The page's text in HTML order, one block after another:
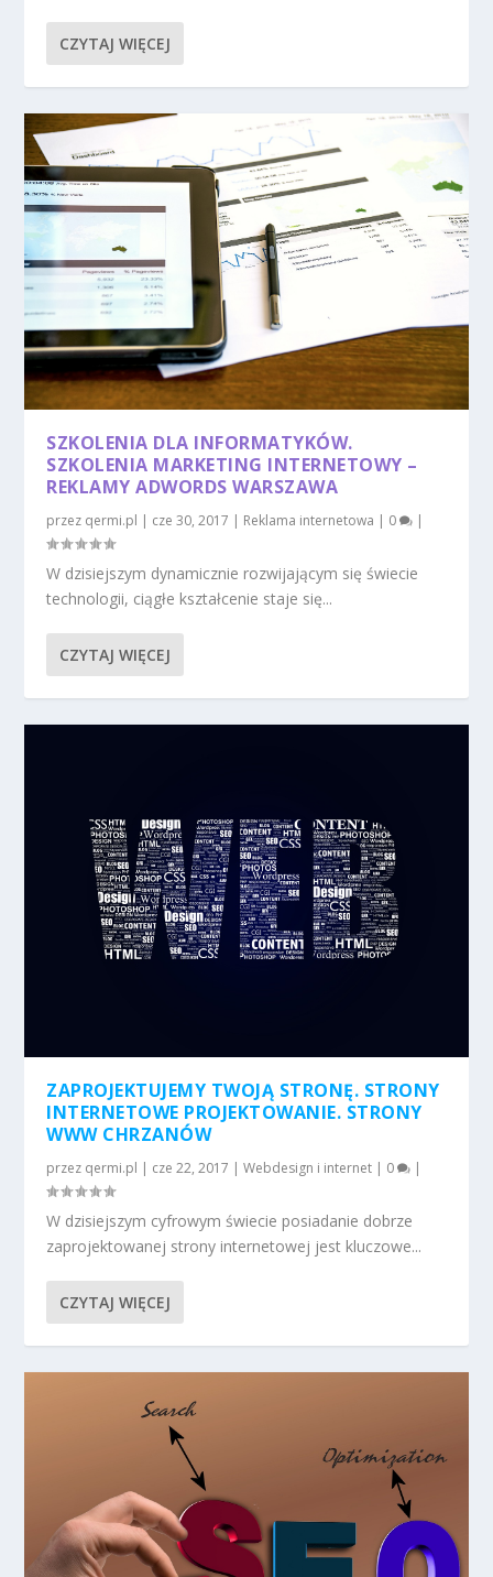
CZYTAJ WIĘCEJ
SZKOLENIA DLA INFORMATYKÓW.
SZKOLENIA MARKETING INTERNETOWY –
REKLAMY ADWORDS WARSZAWA
przez qermi.pl | cze 30, 2017 | Reklama internetowa | 0 |
W dzisiejszym dynamicznie rozwijającym się świecie
technologii, ciągłe kształcenie staje się...
CZYTAJ WIĘCEJ
ZAPROJEKTUJEMY TWOJĄ STRONĘ. STRONY
INTERNETOWE PROJEKTOWANIE. STRONY
WWW CHRZANÓW
przez qermi.pl | cze 22, 2017 |Webdesign i internet | 0 |
W dzisiejszym cyfrowym świecie posiadanie dobrze
zaprojektowanej strony internetowej jest kluczowe...
CZYTAJ WIĘCEJ